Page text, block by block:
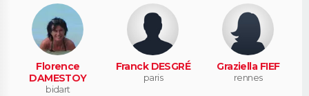
Florence
DAMESTOY
bidart
Franck DESGRÉ
paris
Graziella FIEF
rennes